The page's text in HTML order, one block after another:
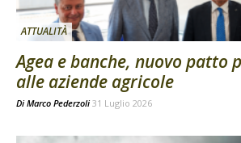
ATTUALITÀ
Agea e banche, nuovo patto
alle aziende agricole
Di Marco Pederzoli 31 Luglio 2026